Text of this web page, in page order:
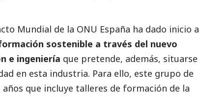
Mundial de la ONU España ha dado inicio a
sostenible a través del nuevo
e ingeniería que pretende, además, situarse
en esta industria. Para ello, este grupo de
que incluye talleres de formación de la